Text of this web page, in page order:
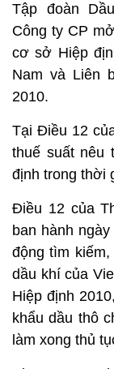
Tập đoàn
Công ty CP
cơ sở Hiệp
Nam và Liên
2010.
Tại Điều 12
thuế suất nêu
định trong thời
Điều 12 của
ban hành
động tìm
dầu khí của
Hiệp định
khẩu dầu thô
làm xong thủ